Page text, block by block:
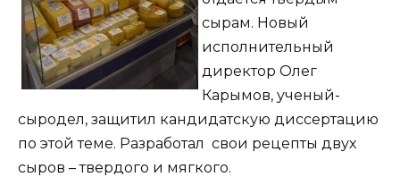
сырам. Новый
исполнительный
директор Олег
Карымов, ученый-
сыродел, защитил кандидатскую диссертацию
по этой теме. Разработал свои рецепты двух
сыров – твердого и мягкого.